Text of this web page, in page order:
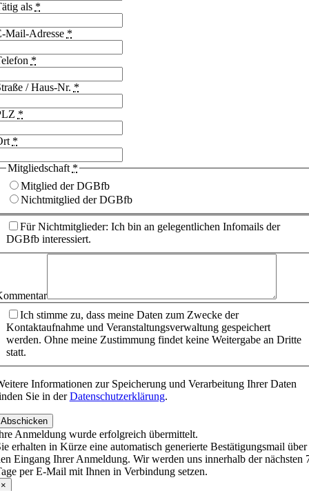
als *
Mail-Adresse *
*
/ Haus-Nr. *
*
*
Mitgliedschaft *
Mitglied der DGBfb
Nichtmitglied der DGBfb
Für Nichtmitglieder: Ich bin an gelegentlichen Infomails der
DGBfb interessiert.
Ich stimme zu, dass meine Daten zum Zwecke der
Kontaktaufnahme und Veranstaltungsverwaltung gespeichert
werden. Ohne meine Zustimmung findet keine Weitergabe an Dritte
statt.
Informationen zur Speicherung und Verarbeitung Ihrer Daten
Sie in derDatenschutzerklärung.
Abschicken
Anmeldung wurde erfolgreich übermittelt.
erhalten in Kürze eine automatisch generierte Bestätigungsmail über
Eingang Ihrer Anmeldung. Wir werden uns innerhalb der nächsten
per E-Mail mit Ihnen in Verbindung setzen.
×